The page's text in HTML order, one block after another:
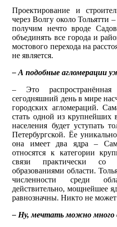
Проектирование и
через Волгу около Тольятти
получим нечто вроде
объединять все города и
мостового перехода на
не является.
– А подобные агломерации
– Это
сегодняшний день в мире
городских агломераций.
стать одной из крупнейших
населения будет уступать
Петербургской. Ёе
она имеет два ядра –
относятся к категории
связи практически со
образованиями области.
численности среди
действительно, мощнейшее
равнозначны. Никто не может
– Ну, мечтать можно